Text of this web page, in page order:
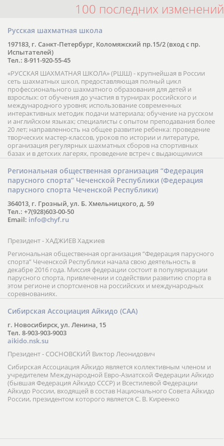
100 последних изменений
Русская шахматная школа
197183, г. Санкт-Петербург, Коломяжский пр.15/2 (вход с пр.
Испытателей)
Тел.: 8-911-920-55-45
«РУССКАЯ ШАХМАТНАЯ ШКОЛА» (РШШ) - крупнейшая в России
сеть шахматных школ, предоставляющая полный цикл
профессионального шахматного образования для детей и
взрослых: от обучения до участия в турнирах российского и
международного уровня; использование современных
интерактивных методик подачи материала; обучение на русском
и английском языках; специалисты с опытом преподавания более
20 лет; направленность на общее развитие ребенка: проведение
творческих мастер-классов, уроков по истории и литературе,
организация регулярных шахматных сборов на спортивных
базах и в детских лагерях, проведение встреч с выдающимися
шахматистами; корпоративное обучение; онлайн обучение в
форме вебинаров и индивидуальных занятий, круглые столы
российских и международных тренеров, организация фестивалей;
онлайн трансляция мероприятий и турниров.
Региональная общественная организация “Федерация
парусного спорта” Чеченской Республики (Федерация
парусного спорта Чеченской Республики)
364013, г. Грозный, ул. Б. Хмельницкого, д. 59
Тел.: +7(928)603-00-50
Email: info@chyf.ru
Президент - ХАДЖИЕВ Хаджиев
Региональная общественная организация “Федерация парусного
спорта” Чеченской Республики начала свою деятельность в
декабре 2016 года. Миссия федерации состоит в популяризации
парусного спорта, привлечении и содействии развитию спорта в
этом регионе и спортсменов на российских и международных
соревнованиях.
Сибирская Ассоциация Айкидо (САА)
г. Новосибирск, ул. Ленина, 15
Тел. 8-903-903-9003
aikido.nsk.su
Президент - СОСНОВСКИЙ Виктор Леонидович
Сибирская Ассоциация Айкидо является коллективным членом и
учредителем Международной Евро-Азиатской Федерации Айкидо
(бывшая Федерация Айкидо СССР) и Всестилевой Федерации
Айкидо России, входящей в состав Национального Совета Айкидо
России, президентом которого является С. В. Киреенко